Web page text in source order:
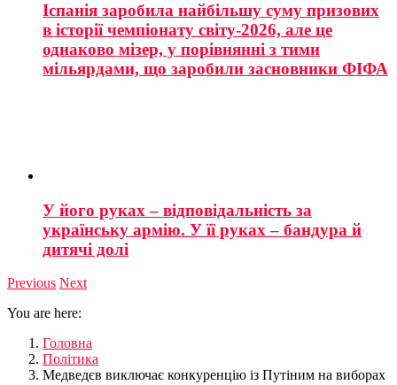
Іспанія заробила найбільшу суму призових
в історії чемпіонату світу-2026, але це
однаково мізер, у порівнянні з тими
мільярдами, що заробили засновники ФІФА
У його руках – відповідальність за
українську армію. У її руках – бандура й
дитячі долі
Previous Next
You are here:
Головна
Політика
Медведєв виключає конкуренцію із Путіним на виборах